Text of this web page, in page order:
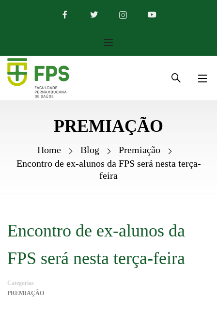
PREMIAÇÃO
Home Blog
Premiação
Encontro de ex-alunos da FPS será nesta terça-
feira
Encontro de ex-alunos da
FPS será nesta terça-feira
Categorias
PREMIAÇÃO